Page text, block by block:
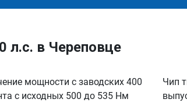
л.с. в Череповце
мощности с заводских 400
с исходных 500 до 535 Нм
Чип